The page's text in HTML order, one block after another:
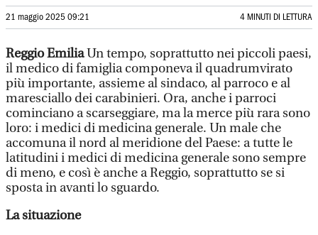
21 maggio 2025 09:21 4 MINUTI DI LETTURA
Reggio EmiliaUn tempo, soprattutto nei piccoli paesi,
il medico di famiglia componeva il quadrumvirato
più importante, assieme al sindaco, al parroco e al
maresciallo dei carabinieri. Ora, anche i parroci
cominciano a scarseggiare, ma la merce più rara sono
loro: i medici di medicina generale. Un male che
accomuna il nord al meridione del Paese: a tutte le
latitudini i medici di medicina generale sono sempre
di meno, e così è anche a Reggio, soprattutto se si
sposta in avanti lo sguardo.
La situazione